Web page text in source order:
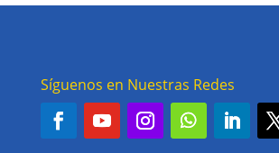
Síguenos en Nuestras Redes